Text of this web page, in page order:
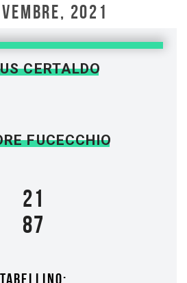
2021
CERTALDO
FUCECCHIO
21
87
TABELLINO: